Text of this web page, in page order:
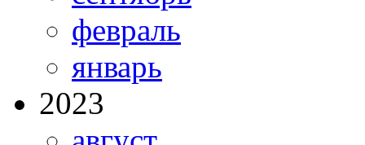
февраль
январь
2023